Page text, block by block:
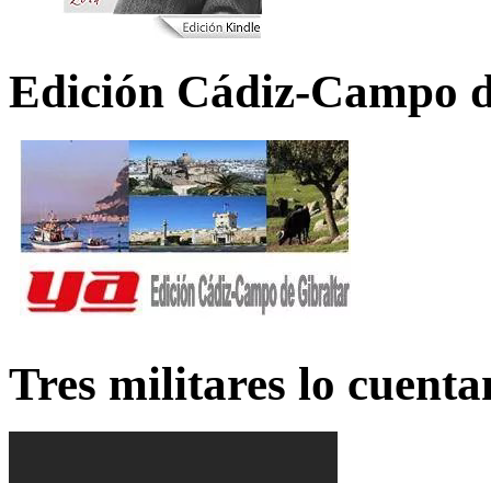
Edición Cádiz-Campo
Tres militares lo